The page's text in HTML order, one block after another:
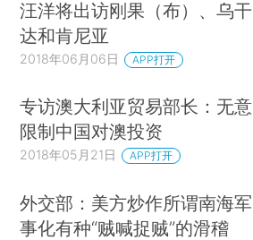
汪洋将出访刚果（布）、乌干
达和肯尼亚
2018年06月06日 APP打开
专访澳大利亚贸易部长：无意
限制中国对澳投资
2018年05月21日 APP打开
外交部：美方炒作所谓南海军
事化有种“贼喊捉贼”的滑稽